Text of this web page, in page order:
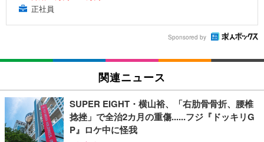
正社員
Sponsored by
関連ニュース
SUPER EIGHT・横山裕、「右肋骨骨折、腰椎
捻挫」で全治2カ月の重傷......フジ『ドッキリG
P』ロケ中に怪我